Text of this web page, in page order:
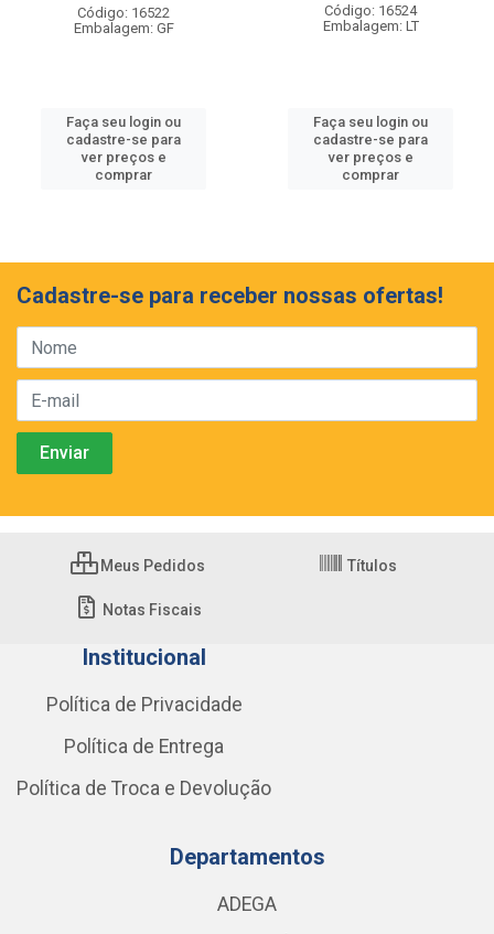
Código: 16522
Embalagem: GF
Faça seu login ou
cadastre-se para
ver preços e
comprar
Código: 16524
Embalagem: LT
Faça seu login ou
cadastre-se para
ver preços e
comprar
Cadastre-se para receber nossas ofertas!
Meus Pedidos Títulos
Notas Fiscais
Institucional
Política de Privacidade
Política de Entrega
Política de Troca e Devolução
Departamentos
ADEGA